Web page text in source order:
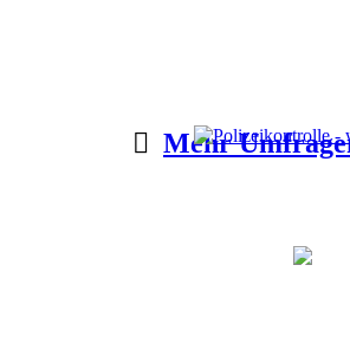
Mehr